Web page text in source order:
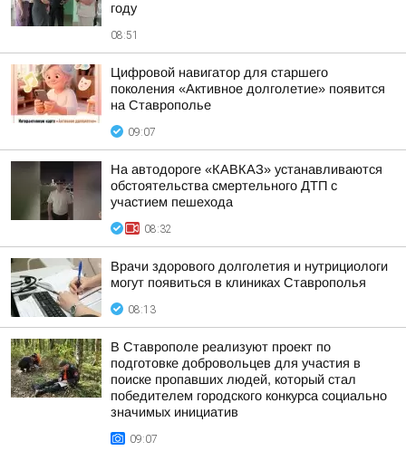
году
08:51
Цифровой навигатор для старшего
поколения «Активное долголетие» появится
на Ставрополье
09:07
На автодороге «КАВКАЗ» устанавливаются
обстоятельства смертельного ДТП с
участием пешехода
08:32
Врачи здорового долголетия и нутрициологи
могут появиться в клиниках Ставрополья
08:13
В Ставрополе реализуют проект по
подготовке добровольцев для участия в
поиске пропавших людей, который стал
победителем городского конкурса социально
значимых инициатив
09:07